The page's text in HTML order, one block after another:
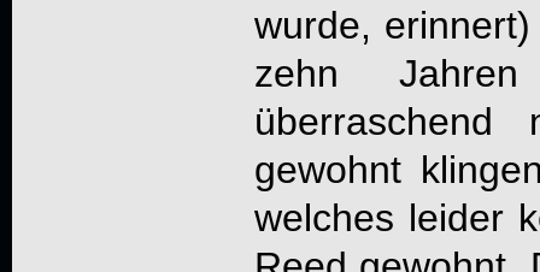
wurde,
zehn
überraschend
gewohnt
welches leider